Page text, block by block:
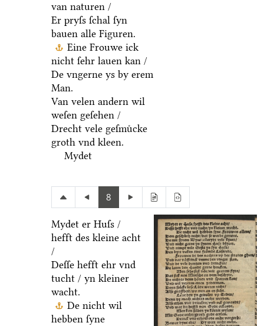
van naturen /
Er pryſs ſchal ſyn
bauen alle Figuren.
Eine Frouwe ick
nicht ſehr lauen kan /
De vngerne ys by erem
Man.
Van velen andern wil
weſen geſehen /
Drecht vele geſmuͤcke
groth vnd kleen.
Mydet
8
Mydet er Huſs /
hefft des kleine acht
/
Deſſe hefft ehr vnd
tucht / yn kleiner
wacht.
De nicht wil
hebben ſyne